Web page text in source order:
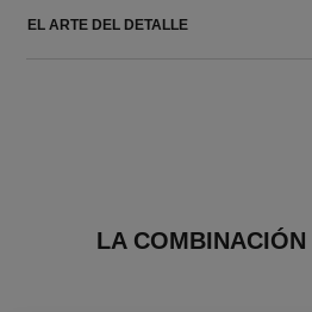
EL ARTE DEL DETALLE
LA COMBINACIÓN